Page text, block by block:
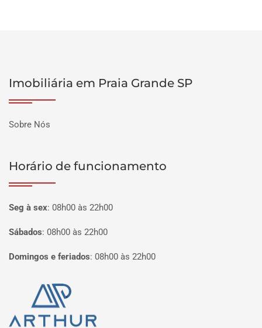
Imobiliária em Praia Grande SP
Sobre Nós
Horário de funcionamento
Seg à sex: 08h00 às 22h00
Sábados: 08h00 às 22h00
Domingos e feriados: 08h00 às 22h00
Página inicial